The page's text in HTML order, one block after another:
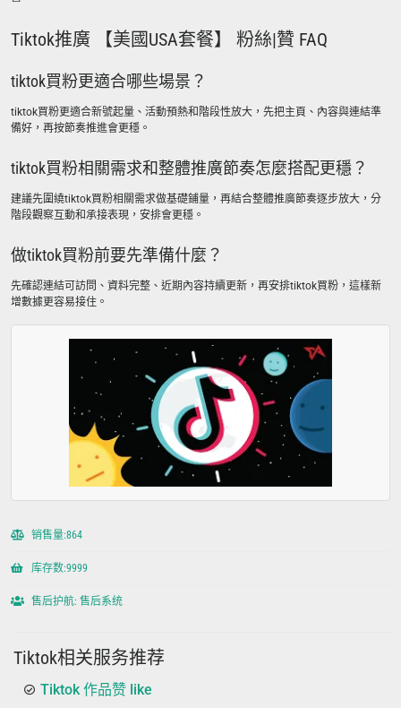
Tiktok推廣 【美國USA套餐】 粉絲|贊 FAQ
tiktok買粉更適合哪些場景？
tiktok買粉更適合新號起量、活動預熱和階段性放大，先把主頁、內容與連結準
備好，再按節奏推進會更穩。
tiktok買粉相關需求和整體推廣節奏怎麼搭配更穩？
建議先圍繞tiktok買粉相關需求做基礎鋪量，再結合整體推廣節奏逐步放大，分
階段觀察互動和承接表現，安排會更穩。
做tiktok買粉前要先準備什麼？
先確認連結可訪問、資料完整、近期內容持續更新，再安排tiktok買粉，這樣新
增數據更容易接住。
销售量:864
库存数:9999
售后护航: 售后系统
Tiktok相关服务推荐
Tiktok 作品赞 like